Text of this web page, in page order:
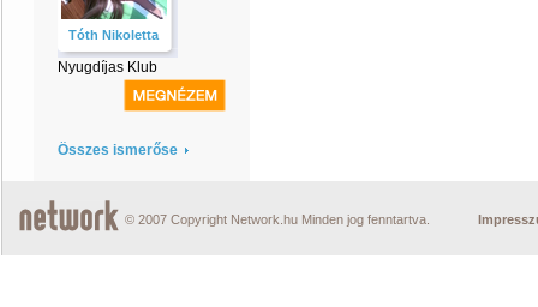
Tóth Nikoletta
Nyugdíjas Klub
Összes ismerőse
© 2007 Copyright Network.hu Minden jog fenntartva.